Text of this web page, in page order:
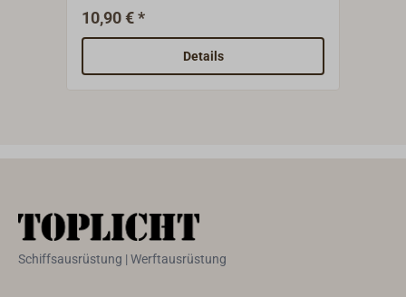
kleinen Einbaurahmen eingeklickt
werden.Einbaurahmen-Einbaumaß H
x B x T: 48 x 24 x 28 mm.Farbe:
schwarz.
10,90 € *
Details
Schiffsausrüstung | Werftausrüstung